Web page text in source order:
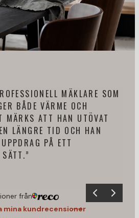
MÄKLARE SOM
BÅDE VÄRME OCH
MÄRKS ATT HAN UTÖVAT
LÄNGRE TID OCH HAN
PÅ ETT
från
mina kundrecensioner